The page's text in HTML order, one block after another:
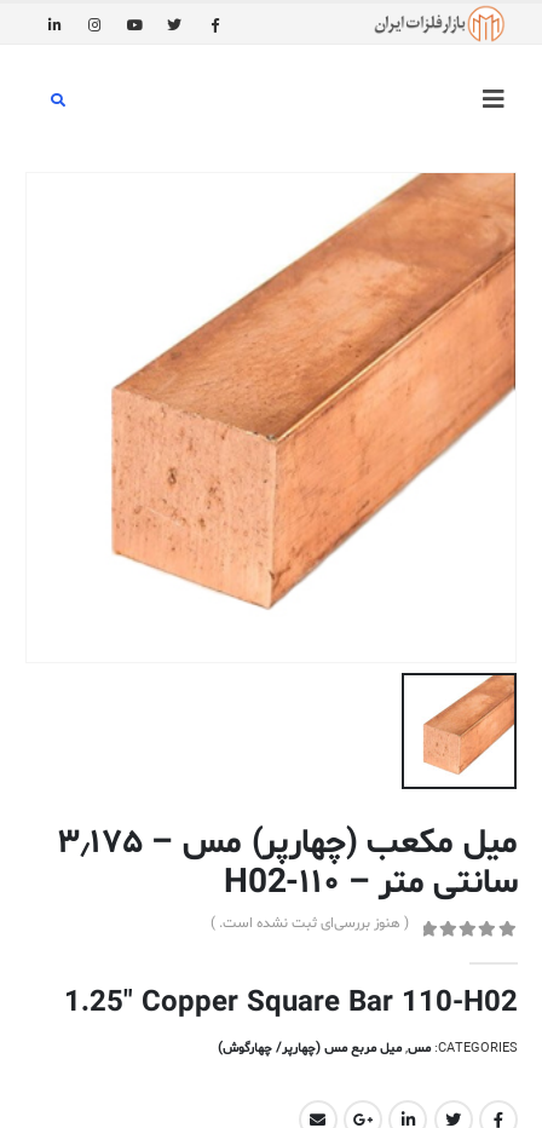
میل مکعب (چهارپر) مس – ۳٫۱۷۵
سانتی متر – ۱۱۰-H02
( هنوز بررسی‌ای ثبت نشده است. )
1.25″ Copper Square Bar 110-H02
CATEGORIES: مس,میل مربع مس (چهارپر/ چهارگوش)